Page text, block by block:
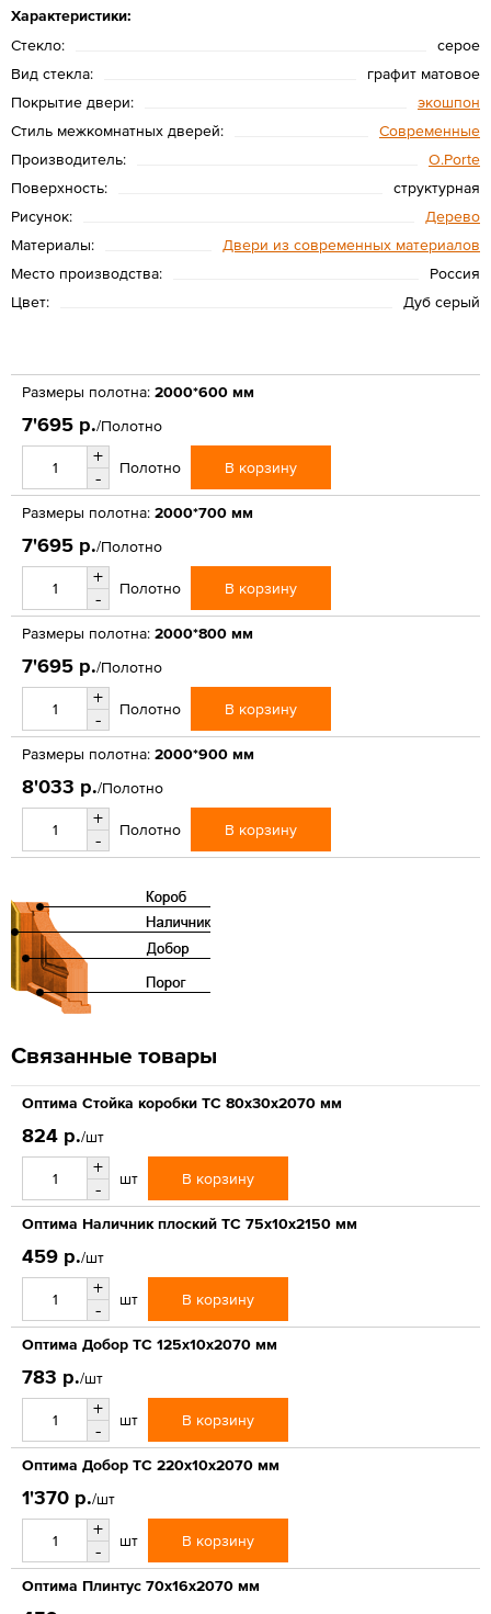
Характеристики:
Стекло:
серое
Вид стекла:
графит матовое
Покрытие двери:
экошпон
Стиль межкомнатных дверей:
Современные
Производитель:
O.Porte
Поверхность:
структурная
Рисунок:
Дерево
Материалы:
Двери из современных материалов
Место производства:
Россия
Цвет:
Дуб серый
Размеры полотна: 2000*600 мм
7'695 р./Полотно
+
-
Полотно В корзину
Размеры полотна: 2000*700 мм
7'695 р./Полотно
+
-
Полотно В корзину
Размеры полотна: 2000*800 мм
7'695 р./Полотно
+
-
Полотно В корзину
Размеры полотна: 2000*900 мм
8'033 р./Полотно
+
-
Полотно В корзину
Связанные товары
Оптима Стойка коробки ТС 80х30х2070 мм
824 р./шт
+
-
шт В корзину
Оптима Наличник плоский ТС 75х10х2150 мм
459 р./шт
+
-
шт В корзину
Оптима Добор ТС 125х10х2070 мм
783 р./шт
+
-
шт В корзину
Оптима Добор ТС 220х10х2070 мм
1'370 р./шт
+
-
шт В корзину
Оптима Плинтус 70х16х2070 мм